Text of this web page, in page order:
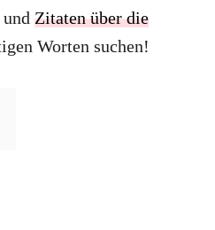
und Zitaten über die
Worten suchen!